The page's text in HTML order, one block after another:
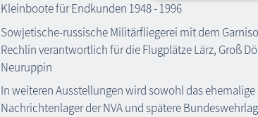
Kleinboote für Endkunden 1948 - 1996
Sowjetische-russische Militärfliegerei mit dem
Rechlin verantwortlich für die Flugplätze Lärz, Groß
Neuruppin
In weiteren Ausstellungen wird sowohl das ehemalige
Nachrichtenlager der NVA und spätere